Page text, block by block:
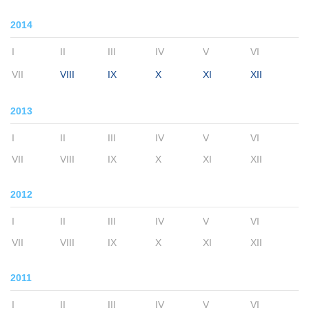
2014
I II III IV V VI
VII VIII IX X XI XII
2013
I II III IV V
VI
VII
VIII IX X XI XII
2012
I II III IV V
VI
VII
VIII IX X XI XII
2011
I II III IV V
VI